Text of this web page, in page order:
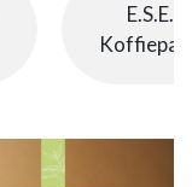
E.S.E.